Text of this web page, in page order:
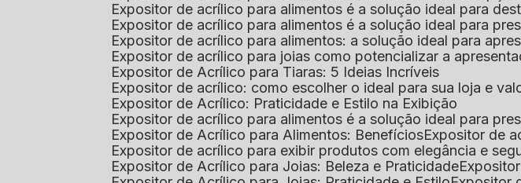
Expositor de acrílico para alimentos é a solução ideal para
Expositor de acrílico para alimentos é a solução ideal para
Expositor de acrílico para alimentos: a solução ideal para
Expositor de acrílico para joias como potencializar a
Expositor de Acrílico para Tiaras: 5 Ideias Incríveis
Expositor de acrílico: como escolher o ideal para sua loja e
Expositor de Acrílico: Praticidade e Estilo na Exibição
Expositor de acrílico para alimentos é a solução ideal para
Expositor de Acrílico para Alimentos: Benefícios Expositor de
Expositor de acrílico para exibir produtos com elegância e
Expositor de Acrílico para Joias: Beleza e Praticidade